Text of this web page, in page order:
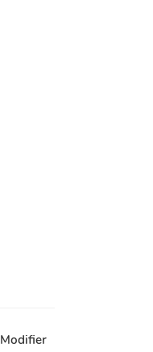
Modifier